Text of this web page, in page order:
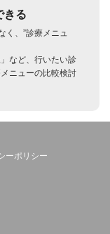
きる
く、”診療メニュ
など、行いたい診
ニューの比較検討
ーポリシー